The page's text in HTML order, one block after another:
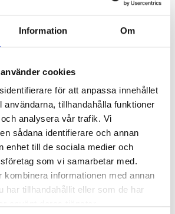
Information Om
cookies
för att anpassa innehållet
användarna, tillhandahålla funktioner
analysera vår trafik. Vi
sådana identifierare och annan
enhet till de sociala medier och
som vi samarbetar med.
kombinera informationen med annan
har tillhandahållit eller som de har